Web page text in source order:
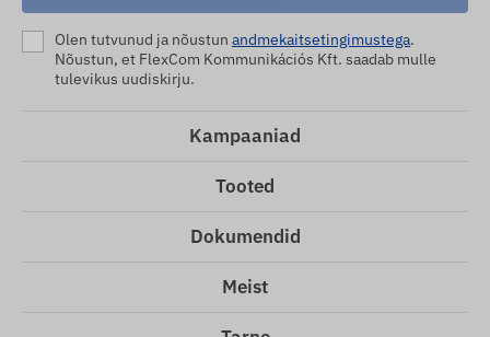
Olen tutvunud ja nõustun andmekaitsetingimustega.
Nõustun, et FlexCom Kommunikációs Kft. saadab mulle
tulevikus uudiskirju.
Kampaaniad
Tooted
Dokumendid
Meist